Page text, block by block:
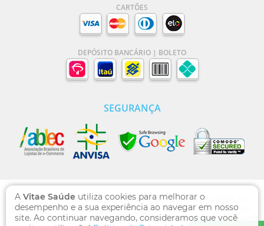
A Vitae Saúde utiliza cookies para melhorar o
desempenho e a sua experiência ao navegar em nosso
site. Ao continuar navegando, consideramos que você
CARTÕES
DEPÓSITO BANCÁRIO | BOLETO
SEGURANÇA
VITAE SAÚDE | DOMÍNIO WWW.VITAESAUDE.COM.BR SÃO MARCAS
REGISTRADAS - RUA DOS OTONIS, 710, VILA MARIANA, SÃO PAULO /SP,
CEP 04025-002 , CNPJ: 13.769.471/0001-00, FARMACÊUTICA RESPONSÁVEL: